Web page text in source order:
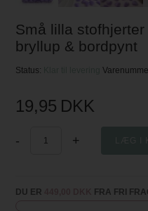
Små lilla
bryllup & bordpynt
Status: Klar til levering
19,95 DKK
- +
DU ER FRA FRI